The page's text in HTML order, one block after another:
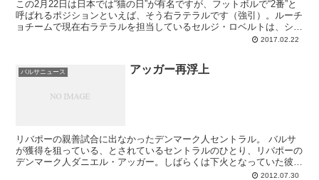
この2月22日は日本では“猫の日”が有名ですが、フットボルで“2番”と
呼ばれるポジションといえば、そう右ラテラルです（強引）。ルーチ
ョチームで現在右ラテラルを担当しているセルジ・ロベルトは、シー
ズン序盤こそ良い活躍ぶりでしたが、このところは見るからに元気が
エラーが失点につながるなど、心身両面でかなり疲弊していると推察
されます。初のフル稼働シーズンを本職ではないポジションで戦って
長期離脱となったアレイシの代役問題を解決しなければなりません。
2017.02.22
バルサニュース アッガー再浮上
リバポーの親善試合に出なかったデンマーク人セントラル。 バルサ
が獲得を狙っている、とされているセントラルのひとり、リバポーの
デンマーク人ダニエル・アッガー。しばらくは下火となっていた彼の
2012.07.30